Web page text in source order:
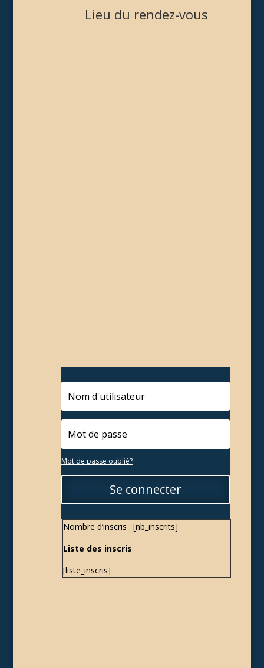
Lieu du rendez-vous
Mot de passe oublié?
Se connecter
Nombre d’inscris : [nb_inscrits]
Liste des inscris
[liste_inscris]